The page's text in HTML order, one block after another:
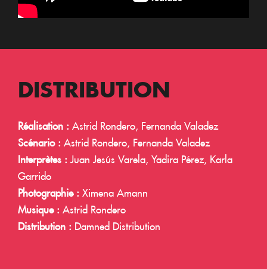
DISTRIBUTION
Réalisation : Astrid Rondero, Fernanda Valadez
Scénario : Astrid Rondero, Fernanda Valadez
Interprètes : Juan Jesús Varela, Yadira Pérez, Karla
Garrido
Photographie : Ximena Amann
Musique : Astrid Rondero
Distribution : Damned Distribution